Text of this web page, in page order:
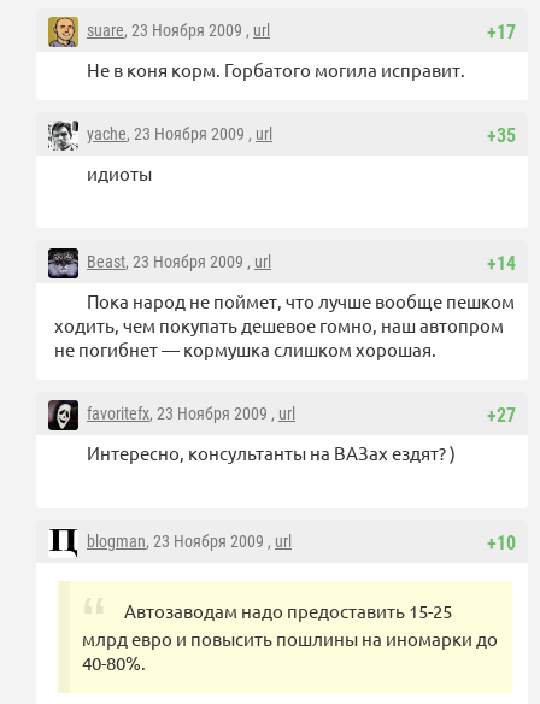
+17
suare, 23 Ноября 2009 , url
Не в коня корм. Горбатого могила исправит.
+35
yache, 23 Ноября 2009 , url
идиоты
+14
Beast, 23 Ноября 2009 , url
Пока народ не поймет, что лучше вообще пешком
ходить, чем покупать дешевое гомно, наш автопром
не погибнет — кормушка слишком хорошая.
+27
favoritefx, 23 Ноября 2009 , url
Интересно, консультанты на ВАЗах ездят? )
+10
blogman, 23 Ноября 2009 , url
Автозаводам надо предоставить 15-25
млрд евро и повысить пошлины на иномарки до
40-80%.